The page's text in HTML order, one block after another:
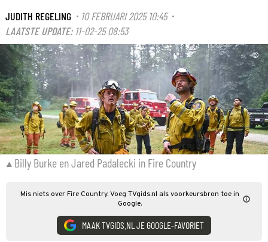
JUDITH REGELING · 10 FEBRUARI 2025 10:45·
LAATSTE UPDATE: 11-02-25 08:53
©
Billy Burke en Jared Padalecki in Fire Country
Mis niets over Fire Country. Voeg TVgids.nl als voorkeursbron toe in
Google.
MAAK TVGIDS.NL JE GOOGLE-FAVORIET